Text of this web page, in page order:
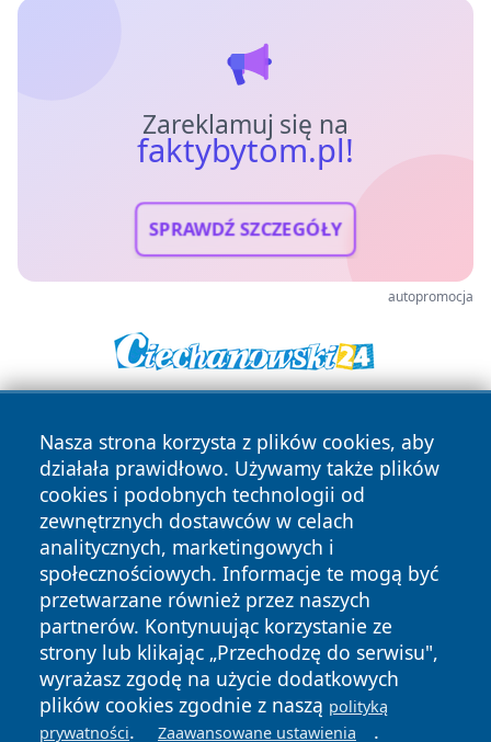
Zareklamuj się na
faktybytom.pl!
SPRAWDŹ SZCZEGÓŁY
autopromocja
Nasza strona korzysta z plików cookies, aby
działała prawidłowo. Używamy także plików
cookies i podobnych technologii od
zewnętrznych dostawców w celach
analitycznych, marketingowych i
społecznościowych. Informacje te mogą być
przetwarzane również przez naszych
partnerów. Kontynuując korzystanie ze
strony lub klikając „Przechodzę do serwisu",
wyrażasz zgodę na użycie dodatkowych
plików cookies zgodnie z naszą polityką
prywatności. Zaawansowane ustawienia .
Copyright © 2026 faktybytom.pl Wszystkie prawa zastrzeżone.
News Autorzy
Polityka
Prywatności
Polityka
Cookies